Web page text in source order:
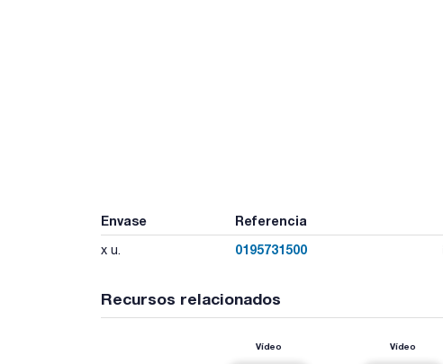
Envase Referencia
x u. 0195731500
Recursos relacionados
Vídeo Vídeo